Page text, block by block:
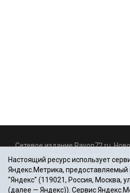
Сетевое издание Rayon72.ru.
Регистрационный номер
06.12.2016г., выдано
сфере связи, информационных
Настоящий ресурс использует
Яндекс.Метрика,
"Яндекс" (119021, Россия, Москва,
(далее — Яндекс)). Сервис